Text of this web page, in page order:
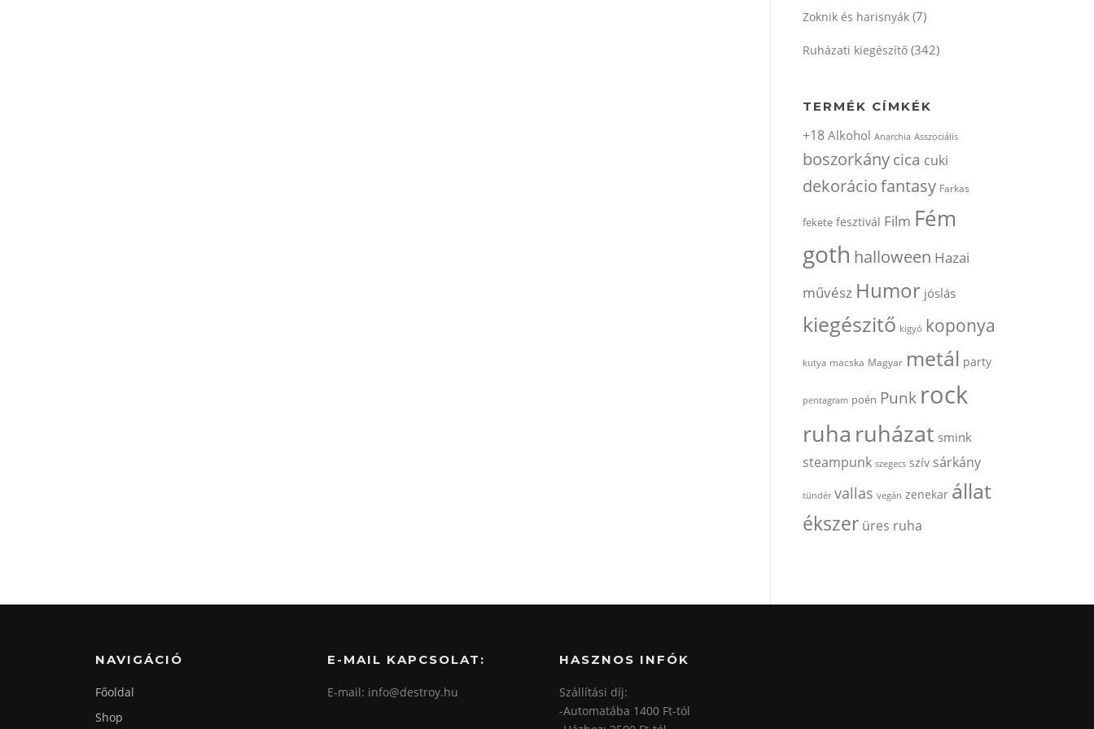
Zoknik és harisnyák (7)
Ruházati kiegészítő (342)
TERMÉK CÍMKÉK
+18 Alkohol Anarchia Asszociális
boszorkánycica cuki
dekoráciofantasy Farkas
fekete fesztivál Film Fém
goth halloween Hazai
művész Humor jóslás
kiegészitő kigyó koponya
kutya macska Magyar metál party
pentagram poén Punk rock
ruha ruházat smink
steampunk szegecs szív sárkány
tündér vallas vegán zenekar állat
ékszer üres ruha
NAVIGÁCIÓ
Főoldal
Shop
E-MAIL KAPCSOLAT:
E-mail: info@destroy.hu
HASZNOS INFÓK
Szállítási díj:
-Automatába 1400 Ft-tól